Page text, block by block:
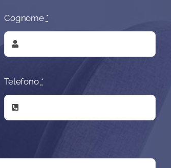
Cognome *
Telefono *